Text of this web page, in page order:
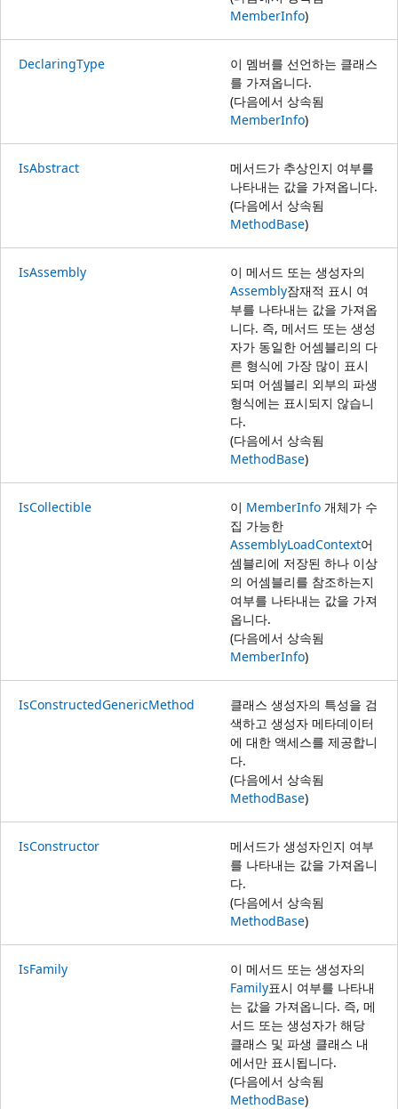
MemberInfo)
DeclaringType
이 멤버를 선언하는 클래스
를 가져옵니다.
(다음에서 상속됨
MemberInfo)
IsAbstract
메서드가 추상인지 여부를
나타내는 값을 가져옵니다.
(다음에서 상속됨
MethodBase)
IsAssembly
이 메서드 또는 생성자의
Assembly잠재적 표시 여
부를 나타내는 값을 가져옵
니다. 즉, 메서드 또는 생성
자가 동일한 어셈블리의 다
른 형식에 가장 많이 표시
되며 어셈블리 외부의 파생
형식에는 표시되지 않습니
다.
(다음에서 상속됨
MethodBase)
IsCollectible 이 MemberInfo 개체가 수
집 가능한
AssemblyLoadContext어
셈블리에 저장된 하나 이상
의 어셈블리를 참조하는지
여부를 나타내는 값을 가져
옵니다.
(다음에서 상속됨
MemberInfo)
IsConstructedGenericMethod
클래스 생성자의 특성을 검
색하고 생성자 메타데이터
에 대한 액세스를 제공합니
다.
(다음에서 상속됨
MethodBase)
IsConstructor
메서드가 생성자인지 여부
를 나타내는 값을 가져옵니
다.
(다음에서 상속됨
MethodBase)
IsFamily
이 메서드 또는 생성자의
Family표시 여부를 나타내
는 값을 가져옵니다. 즉, 메
서드 또는 생성자가 해당
클래스 및 파생 클래스 내
에서만 표시됩니다.
(다음에서 상속됨
MethodBase)